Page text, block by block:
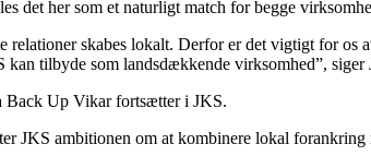
det her som et naturligt match for begge
relationer skabes lokalt. Derfor er det vigtigt for
kan tilbyde som landsdækkende virksomhed”, siger
Back Up Vikar fortsætter i JKS.
JKS ambitionen om at kombinere lokal